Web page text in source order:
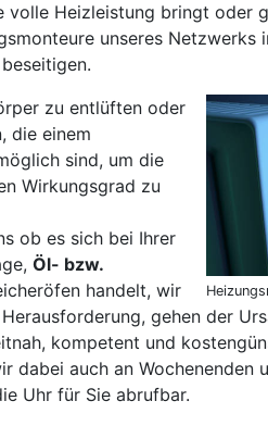
volle Heizleistung bringt oder
unseres Netzwerks
zu entlüften oder
die einem
sind, um die
Wirkungsgrad zu
ob es sich bei Ihrer
Öl- bzw.
handelt, wir
gehen der
kompetent und
dabei auch an Wochenenden
Uhr für Sie abrufbar.